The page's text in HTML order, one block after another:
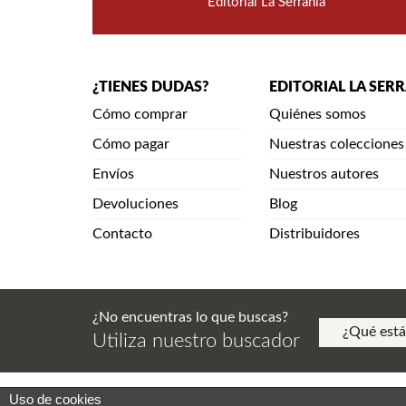
¿TIENES DUDAS?
Cómo comprar
Cómo pagar
Envíos
Devoluciones
Contacto
EDITORIAL LA
Quiénes somos
Nuestras colecciones
Nuestros autores
Blog
Distribuidores
¿No encuentras lo que buscas?
Utiliza nuestro buscador
Aviso Legal. Política de Privacidad. Aviso de
Uso de cookies